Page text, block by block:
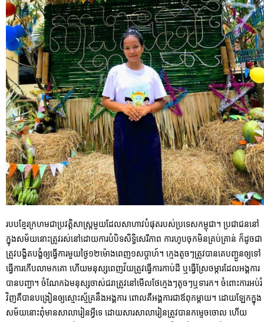
របបខ្មែរក្រហមជាប្រវត្តិសាស្ត្រមួយដែលសាហាវបំផុតរបស់ប្រទេសកម្ពុជា។ ប្រជាជននៅ
ក្នុងសម័យនោះត្រូវរស់នៅដោយការបំបិទសិទ្ធិសេរីភាព ការហូបចុកមិនគ្រប់គ្រាន់ ក៏ដូចជា
ត្រូវបង្ខិតបង្ខំឲ្យធ្វើការមួយថ្ងៃ១២ម៉ោងពេញ១សប្តាហ៍។ ក្មេងតូចៗត្រូវបានគេបញ្ជួនឲ្យទៅ
ធ្វើការកើបលាមកគោ ហើយមនុស្សពេញវ័យត្រូវធ្វើការកាប់ដី ឬធ្វើស្រែចម្ការដែលអង្គការ
បានបញ្ជា។ ចំណែកឯមនុស្សចាស់ជរាត្រូវនៅមើលថែក្មេងៗតូចៗឬទារក។ ចំពោះការអប់រំ
វិញគឺបានបង្រៀនឲ្យស្មោះស្ម័គ្រនឹងអង្គការ ពោលគឺអង្គការជាឪពុកម្តាយ។ ដោយឡែកក្នុង
សម័យនោះពុំមានសាលារៀនអ្វីទេ ដោយសារសាលារៀនត្រូវបានកម្ទេចចោល ហើយ